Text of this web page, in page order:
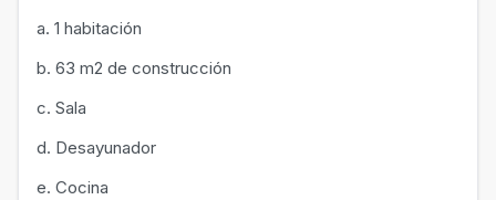
a. 1 habitación
b. 63 m2 de construcción
c. Sala
d. Desayunador
e. Cocina